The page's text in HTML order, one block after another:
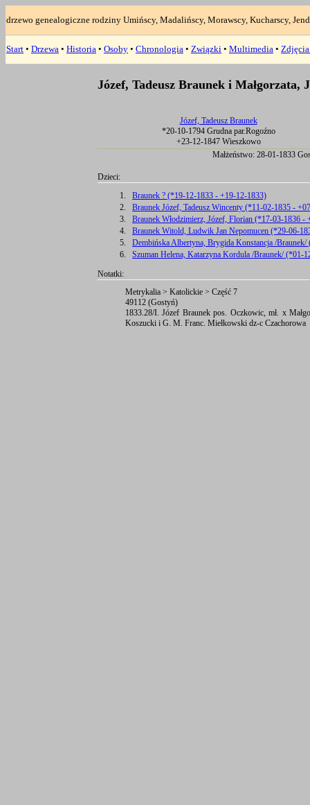
drzewo genealogiczne rodziny Umińscy, Madalińscy, Morawscy, Kucharscy,
Start • Drzewa • Historia • Osoby • Chronologia • Związki • Multimedia •
Józef, Tadeusz Braunek i Małgorzata,
Józef, Tadeusz Braunek
*20-10-1794 Grudna par.Rogoźno
+23-12-1847 Wieszkowo
Małżeństwo: 28-01-1833
Dzieci:
1.
Braunek ? (*19-12-1833 - +19-12-1833)
2.
Braunek Józef, Tadeusz Wincenty (*11-02-1835 -
3.
Braunek Włodzimierz, Józef, Florian (*17-03-1836 -
4.
Braunek Witold, Ludwik Jan Nepomucen (*29-06-
5.
Dembińska Albertyna, Brygida Konstancja /
6.
Szuman Helena, Katarzyna Kordula /Braunek/ (*01-
Notatki:
Metrykalia > Katolickie > Część 7
49112 (Gostyń)
1833.28/I. Józef Braunek pos. Oczkowic, mł. x
Koszucki i G. M. Franc. Miełkowski dz-c Czachorowa